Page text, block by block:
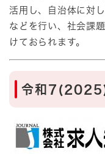
活用し、自治体に対
などを行い、社会課
けておられます。​
令和